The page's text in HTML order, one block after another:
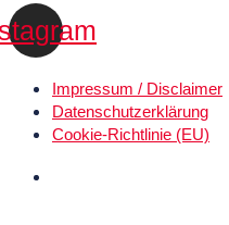
Impressum / Disclaimer
Datenschutz­erklärung
Cookie-Richtlinie (EU)